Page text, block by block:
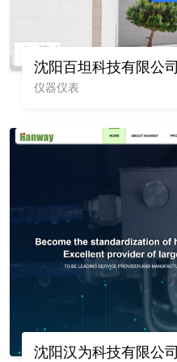
沈阳百坦科技有限公司
仪器仪表
沈阳汉为科技有限公司